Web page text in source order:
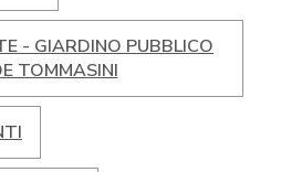
- GIARDINO PUBBLICO
TOMMASINI